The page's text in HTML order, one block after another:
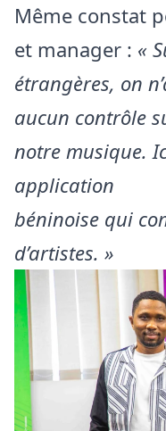
Même constat
et manager : «
étrangères, on
aucun contrôle
notre musique.
application
béninoise qui
d’artistes. »